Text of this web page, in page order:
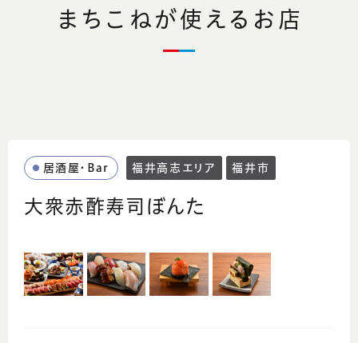
まちこねが使えるお店
居酒屋・Bar 福井高志エリア 福井市
大衆赤酢寿司ぼんた